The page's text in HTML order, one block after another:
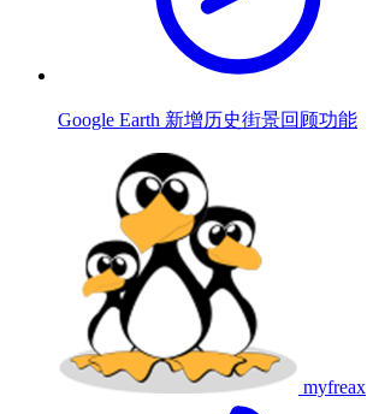
Google Earth 新增历史街景回顾功能
myfreax